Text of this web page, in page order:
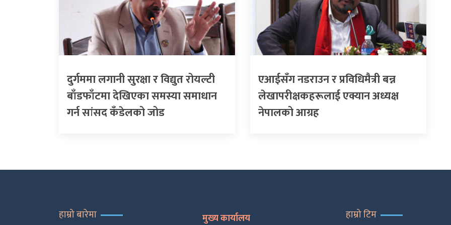
दुर्गममा लगानी सुरक्षा र विद्युत रोयल्टी
बाँडफाँटमा देखिएका समस्या समाधान
गर्न सांसद कँडेलको जोड
एआईसँग नडराउन र प्रविधिमैत्री बन्न
लेखापरीक्षकहरूलाई एक्यान अध्यक्ष
नेपालको आग्रह
हाम्रो बारेमा मुख्य कार्यालय हाम्रो टिम